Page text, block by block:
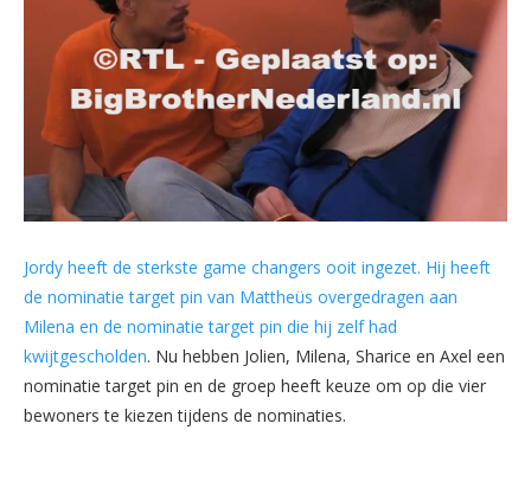
Jordy heeft de sterkste game changers ooit ingezet. Hij heeft
de nominatie target pin van Mattheüs overgedragen aan
Milena en de nominatie target pin die hij zelf had
kwijtgescholden. Nu hebben Jolien, Milena, Sharice en Axel een
nominatie target pin en de groep heeft keuze om op die vier
bewoners te kiezen tijdens de nominaties.